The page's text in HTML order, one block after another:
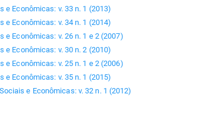
e Econômicas: v. 33 n. 1 (2013)
e Econômicas: v. 34 n. 1 (2014)
e Econômicas: v. 26 n. 1 e 2 (2007)
e Econômicas: v. 30 n. 2 (2010)
e Econômicas: v. 25 n. 1 e 2 (2006)
e Econômicas: v. 35 n. 1 (2015)
e Econômicas: v. 32 n. 1 (2012)